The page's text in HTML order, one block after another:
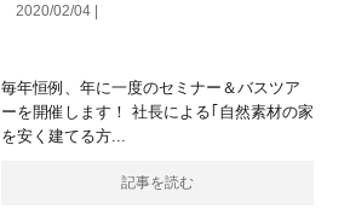
2020/02/04 |
毎年恒例、年に一度のセミナー＆バスツア
ーを開催します！ 社長による｢自然素材の家
を安く建てる方...
記事を読む